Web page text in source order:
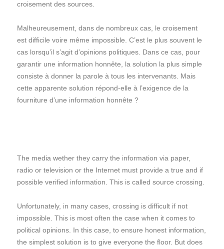
croisement des sources.
Malheureusement, dans de nombreux cas, le croisement
est difficile voire même impossible. C’est le plus souvent le
cas lorsqu’il s’agit d’opinions politiques. Dans ce cas, pour
garantir une information honnête, la solution la plus simple
consiste à donner la parole à tous les intervenants. Mais
cette apparente solution répond-elle à l’exigence de la
fourniture d’une information honnête ?
The media wether they carry the information via paper,
radio or television or the Internet must provide a true and if
possible verified information. This is called source crossing.
Unfortunately, in many cases, crossing is difficult if not
impossible. This is most often the case when it comes to
political opinions. In this case, to ensure honest information,
the simplest solution is to give everyone the floor. But does